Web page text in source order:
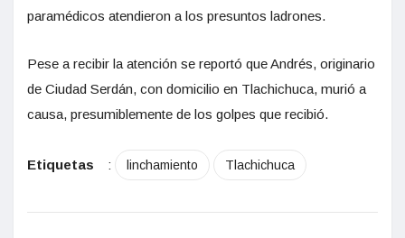
paramédicos atendieron a los presuntos ladrones.
Pese a recibir la atención se reportó que Andrés, originario
de Ciudad Serdán, con domicilio en Tlachichuca, murió a
causa, presumiblemente de los golpes que recibió.
Etiquetas : linchamiento Tlachichuca